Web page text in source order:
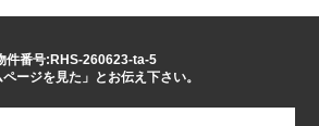
件番号:RHS-260623-ta-5
ページを見た」とお伝え下さい。